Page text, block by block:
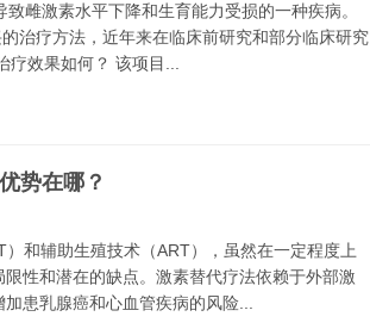
雌激素水平下降和生育能力受损的一种疾病。
治疗方法，近年来在临床前研究和部分临床研究
效果如何？ 该项目...
势在哪？
和辅助生殖技术（ART），虽然在一定程度上
性和潜在的缺点。激素替代疗法依赖于外部激
患乳腺癌和心血管疾病的风险...